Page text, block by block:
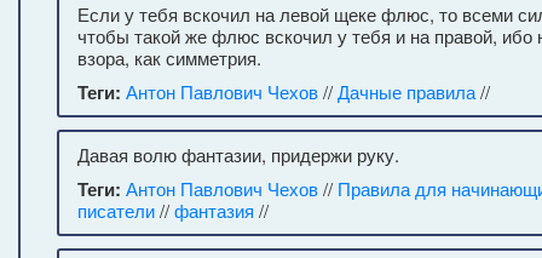
Если у тебя вскочил на левой щеке флюс, то всеми
чтобы такой же флюс вскочил у тебя и на правой, ибо
взора, как симметрия.
Теги: Антон Павлович Чехов//Дачные правила//
Давая волю фантазии, придержи руку.
Теги: Антон Павлович Чехов// Правила для
писатели//фантазия //